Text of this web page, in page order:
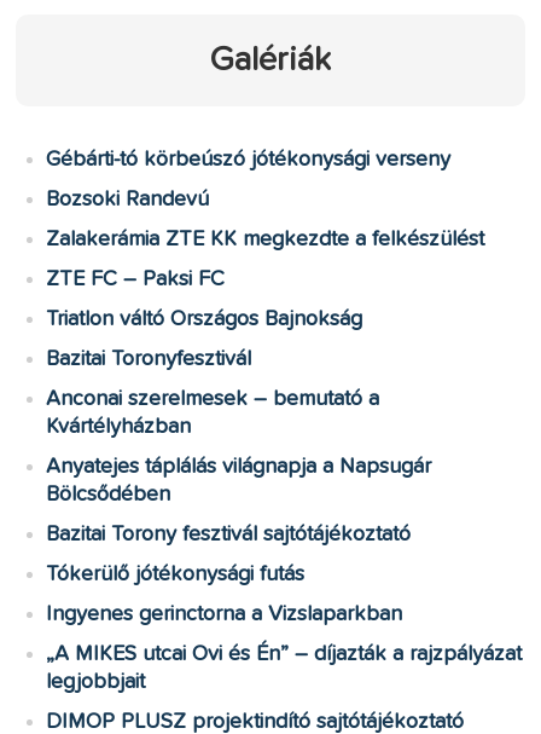
Galériák
Gébárti-tó körbeúszó jótékonysági verseny
Bozsoki Randevú
Zalakerámia ZTE KK megkezdte a felkészülést
ZTE FC – Paksi FC
Triatlon váltó Országos Bajnokság
Bazitai Toronyfesztivál
Anconai szerelmesek – bemutató a
Kvártélyházban
Anyatejes táplálás világnapja a Napsugár
Bölcsődében
Bazitai Torony fesztivál sajtótájékoztató
Tókerülő jótékonysági futás
Ingyenes gerinctorna a Vizslaparkban
„A MIKES utcai Ovi és Én” – díjazták a rajzpályázat
legjobbjait
DIMOP PLUSZ projektindító sajtótájékoztató